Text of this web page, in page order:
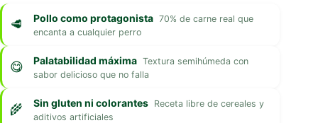
Pollo como protagonista 70% de carne real que
encanta a cualquier perro
Palatabilidad máxima Textura semihúmeda con
sabor delicioso que no falla
Sin gluten ni colorantes Receta libre de cereales y
aditivos artificiales